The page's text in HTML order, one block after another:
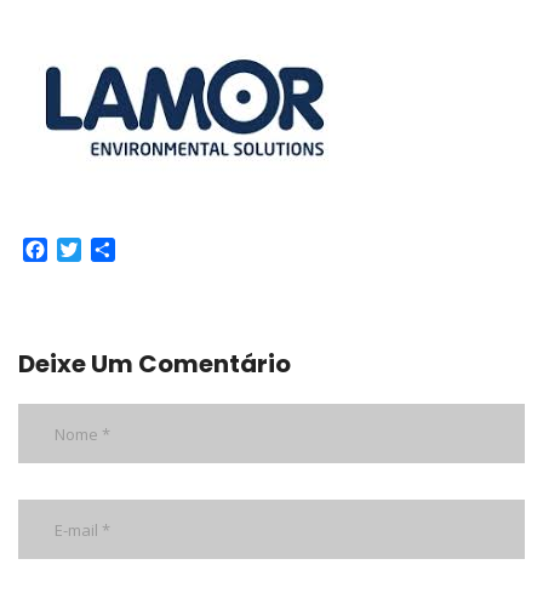
Facebook
Twitter
Deixe Um Comentário